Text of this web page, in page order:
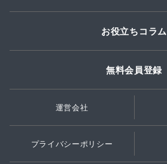
お役立ちコラム
無料会員登録
運営会社
プライバシーポリシー